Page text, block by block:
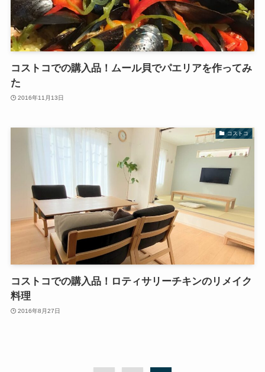
コストコでの購入品！ムール貝でパエリアを作ってみ
た
2016年11月13日
コストコ
コストコでの購入品！ロティサリーチキンのリメイク
料理
2016年8月27日